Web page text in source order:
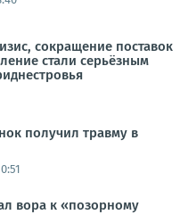
сокращение поставок
стали серьёзным
получил травму в
вора к «позорному